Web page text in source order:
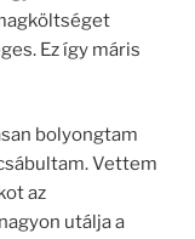
Ez így máris
bolyongtam
Vettem
az
utálja a